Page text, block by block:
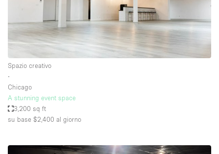
Spazio creativo
∙
Chicago
A stunning event space
3,200 sq ft
su base $2,400 al giorno